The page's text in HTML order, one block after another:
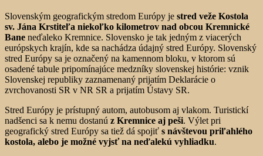
Slovenským geografickým stredom Európy je stred veže Kostola
sv. Jána Krstiteľa niekoľko kilometrov nad obcou Kremnické
Bane neďaleko Kremnice. Slovensko je tak jedným z viacerých
európskych krajín, kde sa nachádza údajný stred Európy. Slovenský
stred Európy sa je označený na kamennom bloku, v ktorom sú
osadené tabule pripomínajúce medzníky slovenskej histórie: vznik
Slovenskej republiky zaznamenaný prijatím Deklarácie o
zvrchovanosti SR v NR SR a prijatím Ústavy SR.
Stred Európy je prístupný autom, autobusom aj vlakom. Turistickí
nadšenci sa k nemu dostanú z Kremnice aj peši. Výlet pri
geografický stred Európy sa tiež dá spojiť s návštevou priľahlého
kostola, alebo je možné vyjsť na neďalekú vyhliadku.